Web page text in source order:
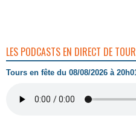
LES PODCASTS EN DIRECT DE
Tours en fête du 08/08/2026 à